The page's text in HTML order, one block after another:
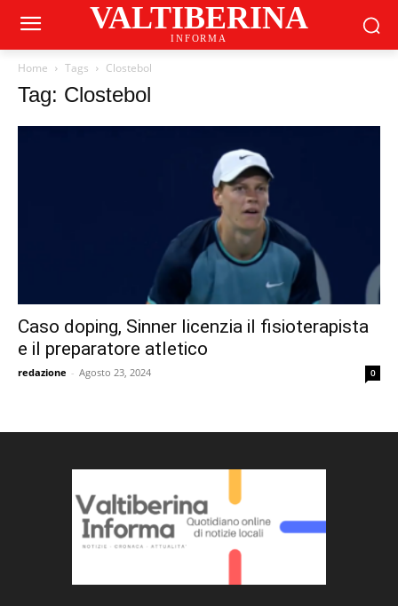
VALTIBERINA
INFORMA
Home Tags Clostebol
Tag: Clostebol
Caso doping, Sinner licenzia il fisioterapista
e il preparatore atletico
redazione - Agosto 23, 2024 0